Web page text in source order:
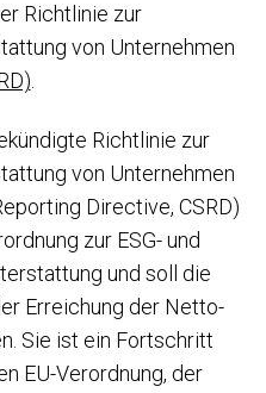
Richtlinie zur
von Unternehmen
.
Richtlinie zur
von Unternehmen
Directive, CSRD)
zur ESG- und
und soll die
Erreichung der Netto-
Sie ist ein Fortschritt
EU-Verordnung, der